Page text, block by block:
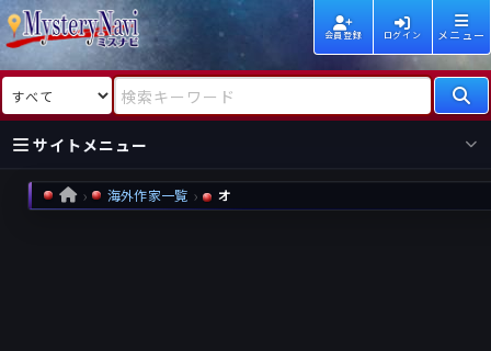
会員登録 ログイン メニュー
検索対象 検索キーワード
サイトメニュー
国内
海外
HOME 海外作家一覧 オ